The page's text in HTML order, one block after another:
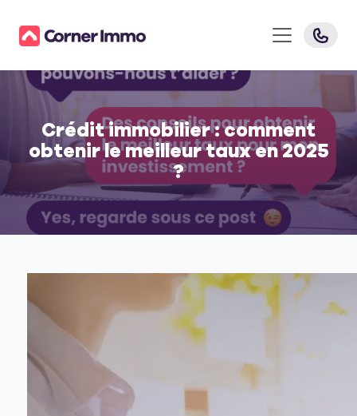
Crédit immobilier : comment
obtenir le meilleur taux en 2025
?